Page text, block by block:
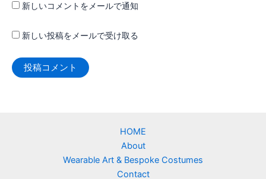
新しいコメントをメールで通知
新しい投稿をメールで受け取る
HOME
About
Wearable Art & Bespoke Costumes
Contact